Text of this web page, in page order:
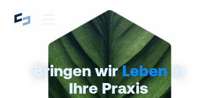
Bringen wirLebenin
Ihre Praxis